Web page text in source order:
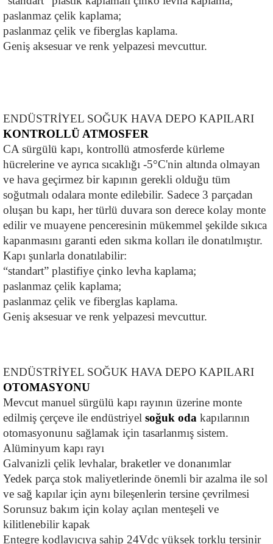
paslanmaz çelik kaplama;
paslanmaz çelik ve fiberglas kaplama.
Geniş aksesuar ve renk yelpazesi mevcuttur.
ENDÜSTRİYEL SOĞUK HAVA DEPO KAPILARI
KONTROLLÜ ATMOSFER
CA sürgülü kapı, kontrollü atmosferde kürleme
hücrelerine ve ayrıca sıcaklığı -5°C'nin altında olmayan
ve hava geçirmez bir kapının gerekli olduğu tüm
soğutmalı odalara monte edilebilir. Sadece 3 parçadan
oluşan bu kapı, her türlü duvara son derece kolay monte
edilir ve muayene penceresinin mükemmel şekilde sıkıca
kapanmasını garanti eden sıkma kolları ile donatılmıştır.
Kapı şunlarla donatılabilir:
“standart” plastifiye çinko levha kaplama;
paslanmaz çelik kaplama;
paslanmaz çelik ve fiberglas kaplama.
Geniş aksesuar ve renk yelpazesi mevcuttur.
ENDÜSTRİYEL SOĞUK HAVA DEPO KAPILARI
OTOMASYONU
Mevcut manuel sürgülü kapı rayının üzerine monte
edilmiş çerçeve ile endüstriyel soğuk oda kapılarının
otomasyonunu sağlamak için tasarlanmış sistem.
Alüminyum kapı rayı
Galvanizli çelik levhalar, braketler ve donanımlar
Yedek parça stok maliyetlerinde önemli bir azalma ile sol
ve sağ kapılar için aynı bileşenlerin tersine çevrilmesi
Sorunsuz bakım için kolay açılan menteşeli ve
kilitlenebilir kapak
Entegre kodlayıcıya sahip 24Vdc yüksek torklu tersinir